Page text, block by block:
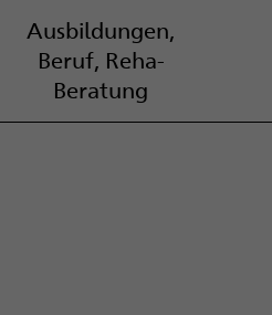
Ausbildungen,
Beruf, Reha-
Beratung